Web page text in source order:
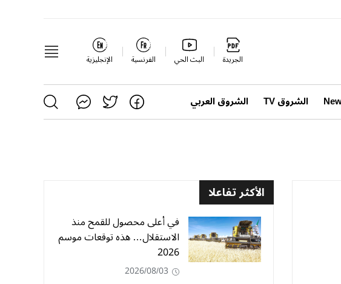
الجريدة البث الحي الفرنسية الإنجليزية
الشروق TV الشروق العربي
الأكثر تفاعلا
في أعلى محصول للقمح منذ
الاستقلال… هذه توقعات موسم
2026
2026/08/03